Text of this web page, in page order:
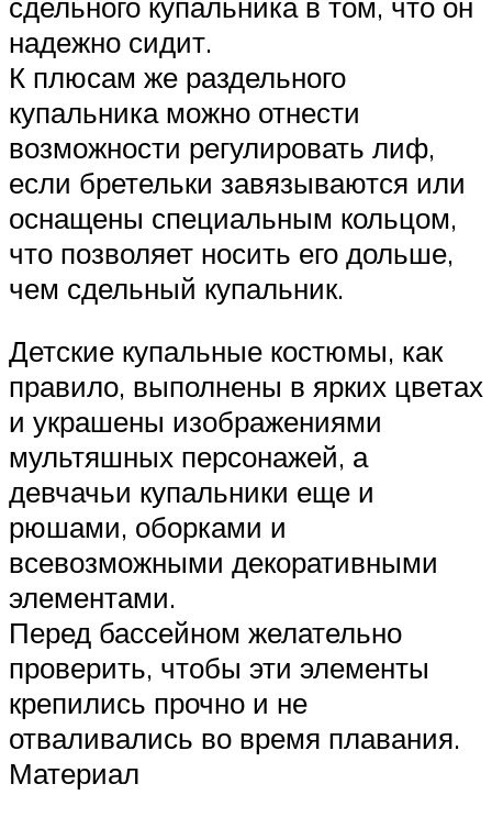
надежно сидит.
К плюсам же раздельного
купальника можно отнести
возможности регулировать лиф,
если бретельки завязываются или
оснащены специальным кольцом,
что позволяет носить его дольше,
чем сдельный купальник.
Детские купальные костюмы, как
правило, выполнены в ярких цветах
и украшены изображениями
мультяшных персонажей, а
девчачьи купальники еще и
рюшами, оборками и
всевозможными декоративными
элементами.
Перед бассейном желательно
проверить, чтобы эти элементы
крепились прочно и не
отваливались во время плавания.
Материал